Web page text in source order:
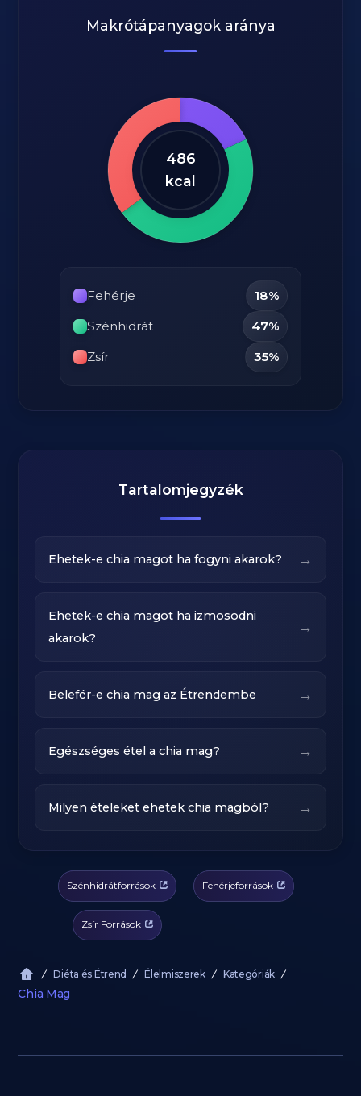
Makrótápanyagok aránya
486
kcal
Fehérje
18%
Szénhidrát
47%
Zsír
35%
Tartalomjegyzék
Ehetek-e chia magot ha fogyni akarok? →
Ehetek-e chia magot ha izmosodni
akarok?
→
Belefér-e chia mag az Étrendembe →
Egészséges étel a chia mag? →
Milyen ételeket ehetek chia magból? →
Szénhidrátforrások Fehérjeforrások
Zsír Források
Diéta és Étrend Élelmiszerek Kategóriák
Chia Mag